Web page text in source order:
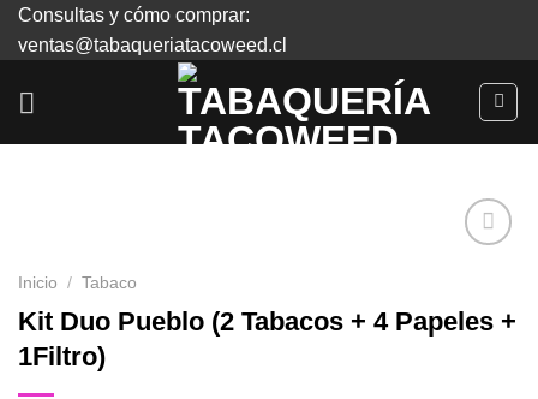
SkipConsultas y cómo comprar:
ventas@tabaqueriatacoweed.cl
Agregar
a
Inicio / Tabaco
Kit Duo Pueblo (2 Tabacos + 4 Papeles +
1Filtro)